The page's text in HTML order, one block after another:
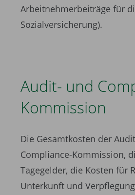
Arbeitnehmerbeiträge für
Sozialversicherung).
Audit- und
Kommission ­
Die Gesamtkosten der
Compliance-Kommission,
Tagegelder, die Kosten für
Unterkunft und